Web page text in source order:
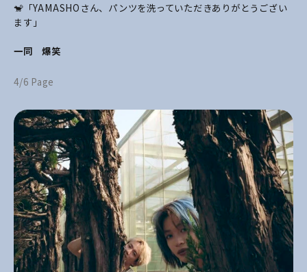
🐒「YAMASHOさん、パンツを洗っていただきありがとうござい
ます」
一同 爆笑
4/6 Page